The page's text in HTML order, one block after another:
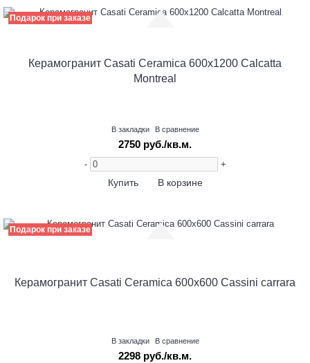
Подарок при заказе
Керамогранит Casati Ceramica 600х1200 Calcatta
Montreal
В закладки В сравнение
2750 руб./кв.м.
- +
Купить В корзине
Подарок при заказе
Керамогранит Casati Ceramica 600х600 Cassini carrara
В закладки В сравнение
2298 руб./кв.м.